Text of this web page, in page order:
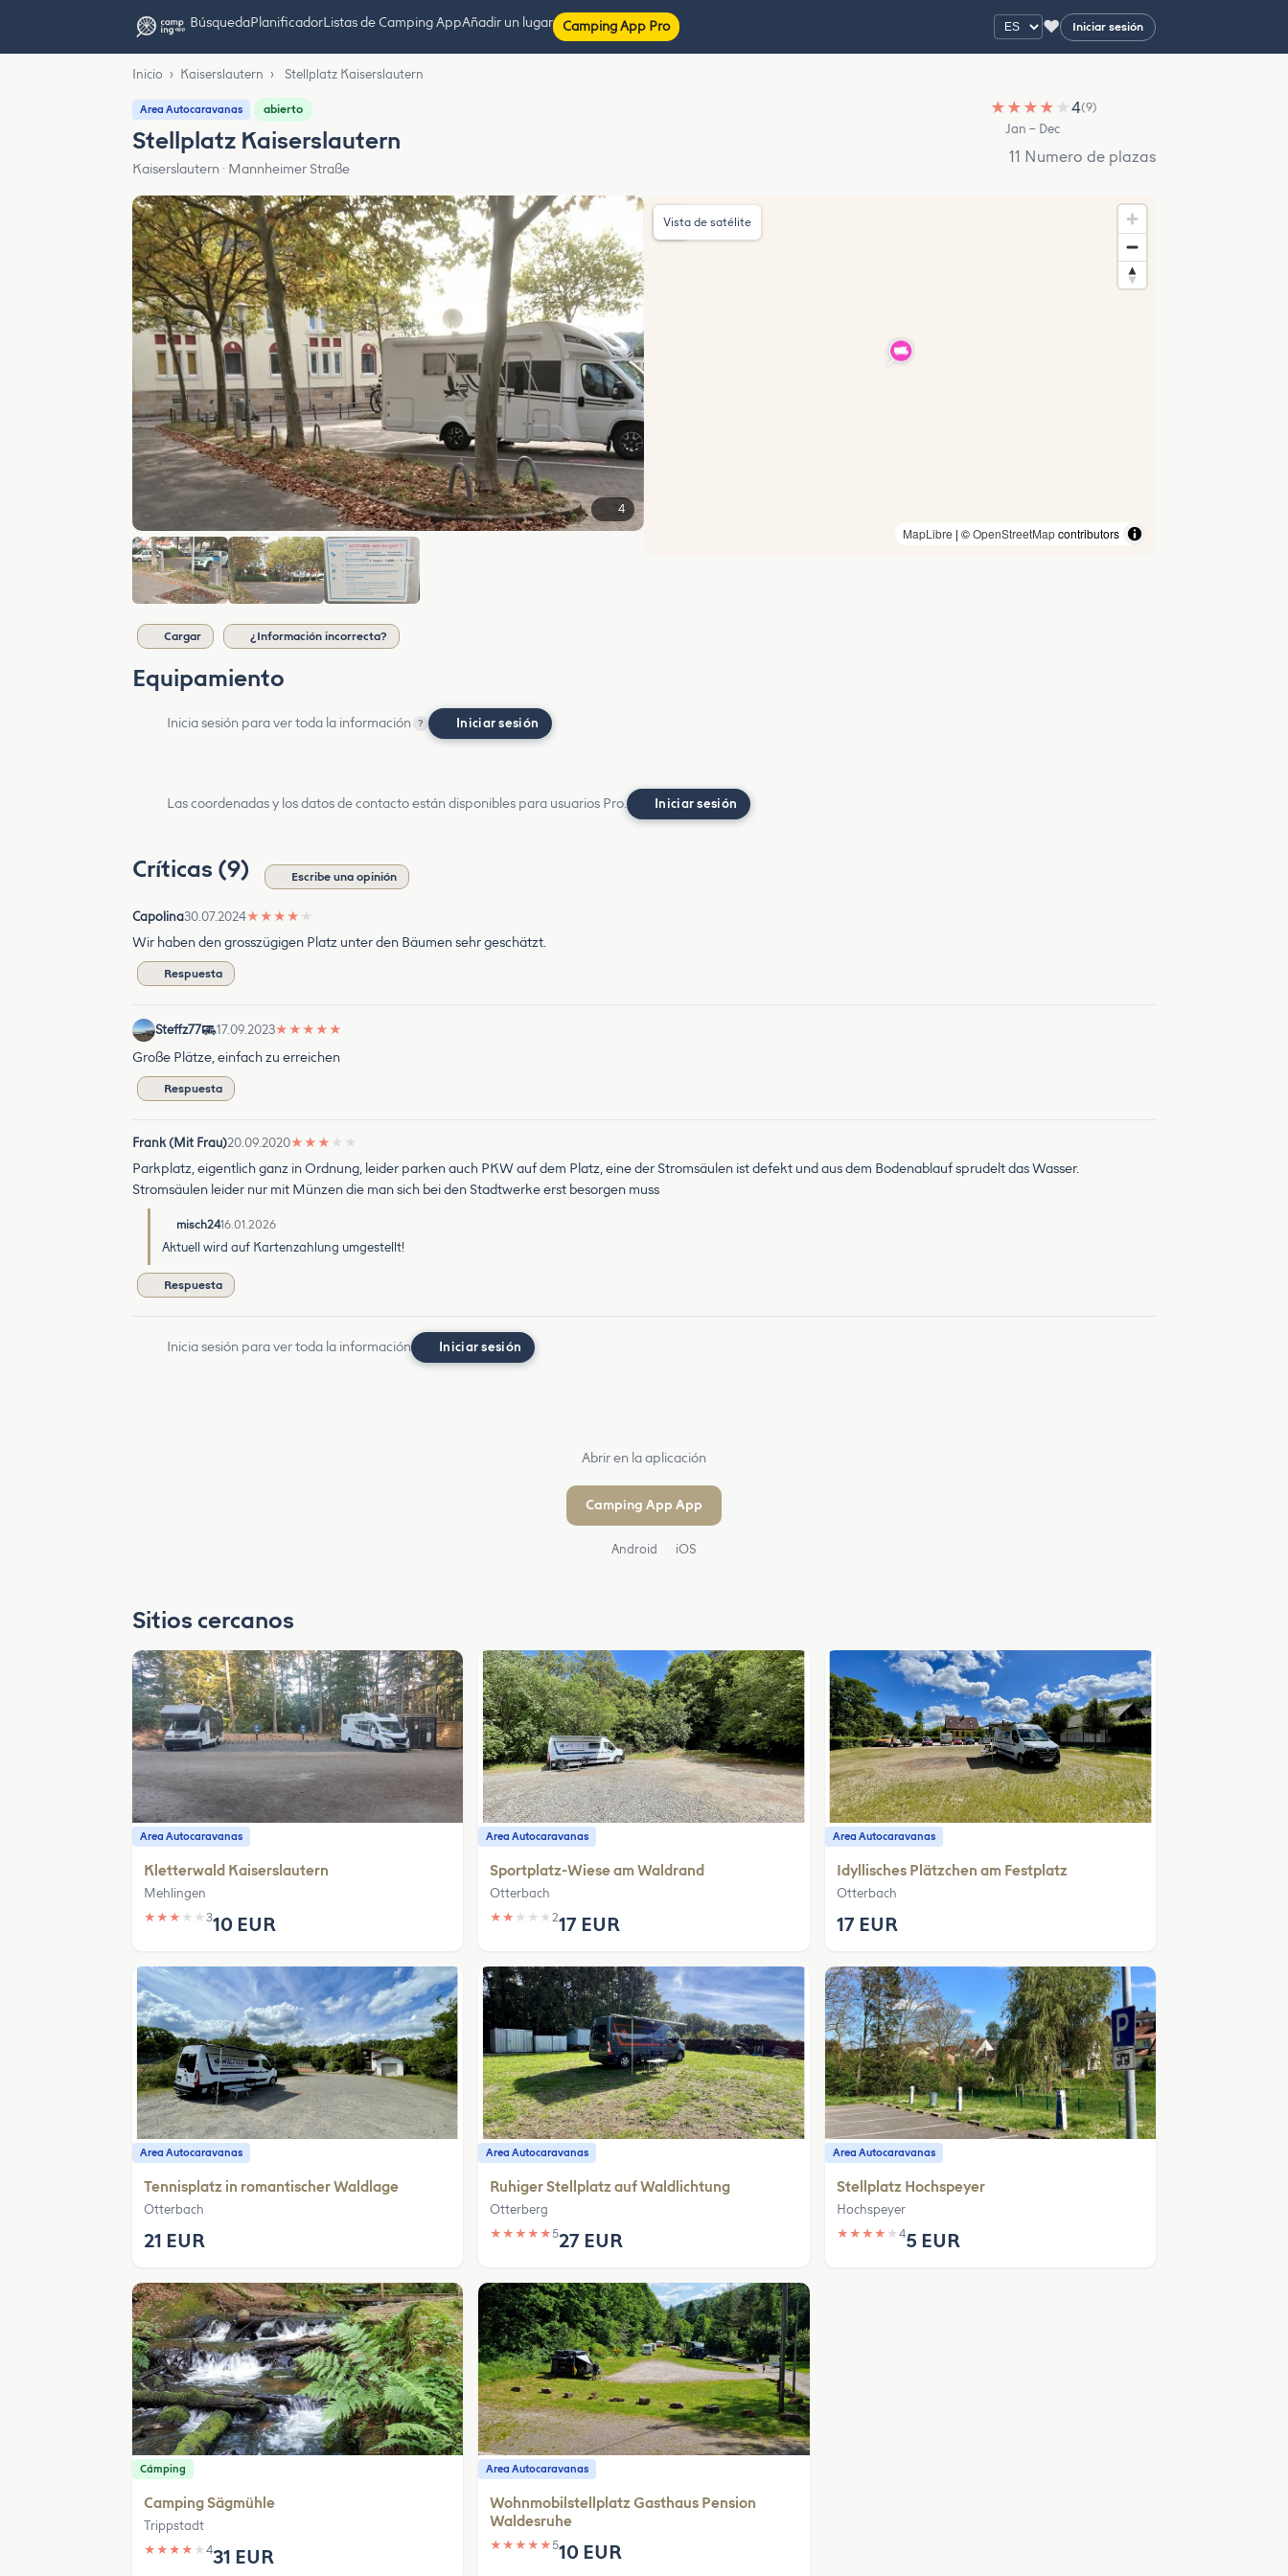
BúsquedaPlanificadorListas de Camping AppAñadir un lugar Camping App Pro ♥ Iniciar sesión
Inicio › Kaiserslautern › Stellplatz Kaiserslautern
Area Autocaravanas abierto
Stellplatz Kaiserslautern
Kaiserslautern · Mannheimer Straße
★ ★ ★ ★ ★4(9)
Jan – Dec
11 Numero de plazas
4
MapLibre | ©OpenStreetMapcontributors
Vista de satélite
Cargar ¿Información incorrecta?
Equipamiento
Inicia sesión para ver toda la información ? Iniciar sesión
Las coordenadas y los datos de contacto están disponibles para usuarios Pro. Iniciar sesión
Críticas (9) Escribe una opinión
Capolina30.07.2024★ ★ ★ ★ ★
Wir haben den grosszügigen Platz unter den Bäumen sehr geschätzt.
Respuesta
Steffz77 17.09.2023★ ★ ★ ★ ★
Große Plätze, einfach zu erreichen
Respuesta
Frank (Mit Frau)20.09.2020★ ★ ★ ★ ★
Parkplatz, eigentlich ganz in Ordnung, leider parken auch PKW auf dem Platz, eine der Stromsäulen ist defekt und aus dem Bodenablauf sprudelt das Wasser.
Stromsäulen leider nur mit Münzen die man sich bei den Stadtwerke erst besorgen muss
misch2416.01.2026
Aktuell wird auf Kartenzahlung umgestellt!
Respuesta
Inicia sesión para ver toda la información Iniciar sesión
Abrir en la aplicación
Camping App App
Android iOS
Sitios cercanos
Area Autocaravanas
Kletterwald Kaiserslautern
Mehlingen
★ ★ ★ ★ ★ 310 EUR
Area Autocaravanas
Sportplatz-Wiese am Waldrand
Otterbach
★ ★ ★ ★ ★217 EUR
Area Autocaravanas
Idyllisches Plätzchen am Festplatz
Otterbach
17 EUR
Area Autocaravanas
Tennisplatz in romantischer Waldlage
Otterbach
21 EUR
Area Autocaravanas
Ruhiger Stellplatz auf Waldlichtung
Otterberg
★ ★ ★ ★ ★527 EUR
Area Autocaravanas
Stellplatz Hochspeyer
Hochspeyer
★ ★ ★ ★ ★ 45 EUR
Cámping
Camping Sägmühle
Trippstadt
★ ★ ★ ★ ★ 431 EUR
Area Autocaravanas
Wohnmobilstellplatz Gasthaus Pension
Waldesruhe
★ ★ ★ ★ ★510 EUR